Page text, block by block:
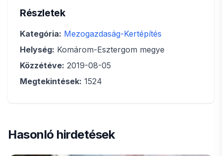
Részletek
Kategória: Mezogazdaság-Kertépítés
Helység: Komárom-Esztergom megye
Közzétéve: 2019-08-05
Megtekintések: 1524
Hasonló hirdetések